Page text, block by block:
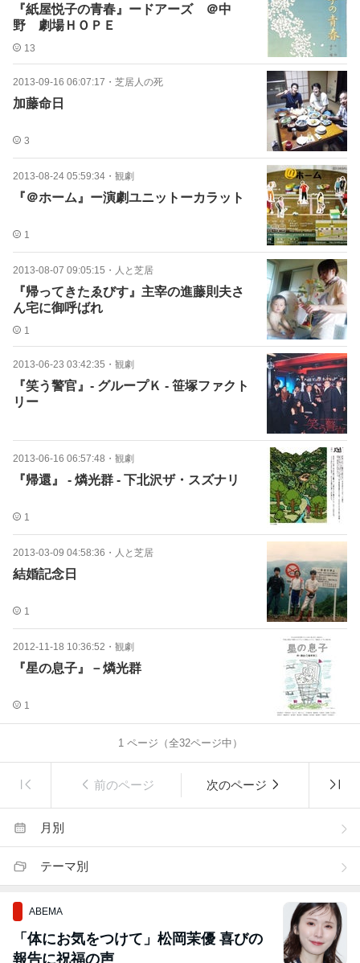
『紙屋悦子の青春』ードアーズ ＠中
野 劇場ＨＯＰＥ
13
2013-09-16 06:07:17 ・ 芝居人の死
加藤命日
3
2013-08-24 05:59:34 ・ 観劇
『＠ホーム』ー演劇ユニットーカラット
1
2013-08-07 09:05:15 ・ 人と芝居
『帰ってきたゑびす』主宰の進藤則夫さ
ん宅に御呼ばれ
1
2013-06-23 03:42:35 ・ 観劇
『笑う警官』- グループＫ - 笹塚ファクト
リー
2013-06-16 06:57:48 ・ 観劇
『帰還』 - 燐光群 ‐ 下北沢ザ・スズナリ
1
2013-03-09 04:58:36 ・ 人と芝居
結婚記念日
1
2012-11-18 10:36:52 ・ 観劇
『星の息子』－燐光群
1
1ページ（全32ページ中）
前のページ 次のページ
月別
テーマ別
ABEMA
「体にお気をつけて」松岡茉優 喜びの
報告に祝福の声